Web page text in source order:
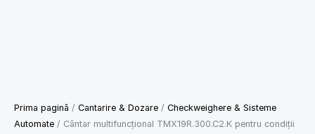
Prima pagină / Cantarire & Dozare / Checkweighere & Sisteme
Automate / Cântar multifuncțional TMX19R.300.C2.K pentru condiții